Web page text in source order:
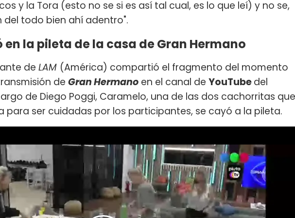
y la Tora (esto no se si es así tal cual, es lo que leí) y no se,
del todo bien ahí adentro".
la pileta de la casa de Gran Hermano
de LAM (América) compartió el fragmento del momento
de Gran Hermano en el canal de YouTubedel
de Diego Poggi, Caramelo, una de las dos cachorritas que
para ser cuidadas por los participantes, se cayó a la pileta.